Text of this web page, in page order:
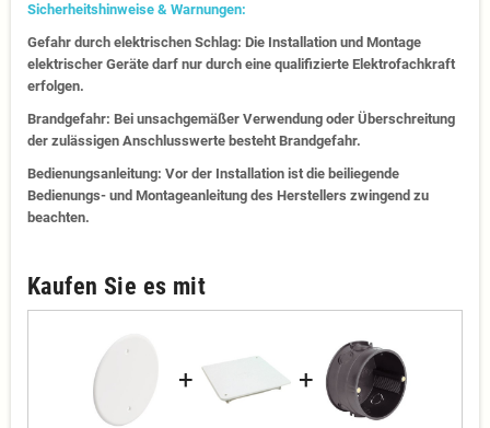
Sicherheitshinweise & Warnungen:
Gefahr durch elektrischen Schlag: Die Installation und Montage
elektrischer Geräte darf nur durch eine qualifizierte Elektrofachkraft
erfolgen.
Brandgefahr: Bei unsachgemäßer Verwendung oder Überschreitung
der zulässigen Anschlusswerte besteht Brandgefahr.
Bedienungsanleitung: Vor der Installation ist die beiliegende
Bedienungs- und Montageanleitung des Herstellers zwingend zu
beachten.
Kaufen Sie es mit
+ +